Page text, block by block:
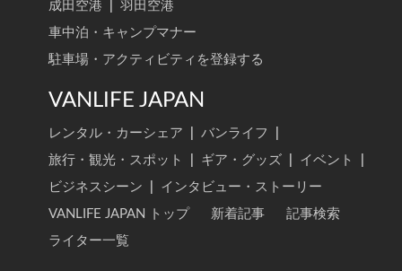
成田空港
羽田空港
車中泊・キャンプマナー
駐車場・アクティビティを登録する
VANLIFE JAPAN
レンタル・カーシェア バンライフ
旅行・観光・スポット
ギア・グッズ イベント
ビジネスシーン
インタビュー・ストーリー
VANLIFE JAPAN トップ
新着記事
記事検索
ライター一覧